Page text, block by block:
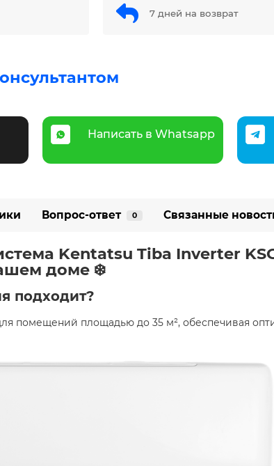
7 дней на возврат
Написать в Whatsapp
Вопрос-ответ 0 Связанные
Kentatsu Tiba Inverter
доме ❄️
подходит?
помещений площадью до 35 м², обеспечивая